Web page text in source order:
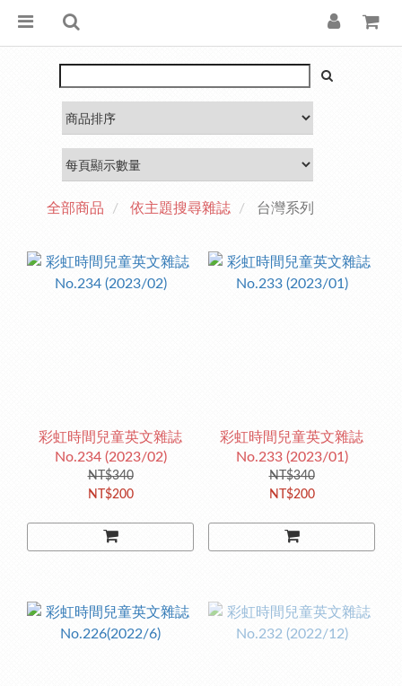
全部商品 依主題搜尋雜誌 台灣系列
彩虹時間兒童英文雜誌
No.234 (2023/02)
NT$340
NT$200
彩虹時間兒童英文雜誌
No.233 (2023/01)
NT$340
NT$200